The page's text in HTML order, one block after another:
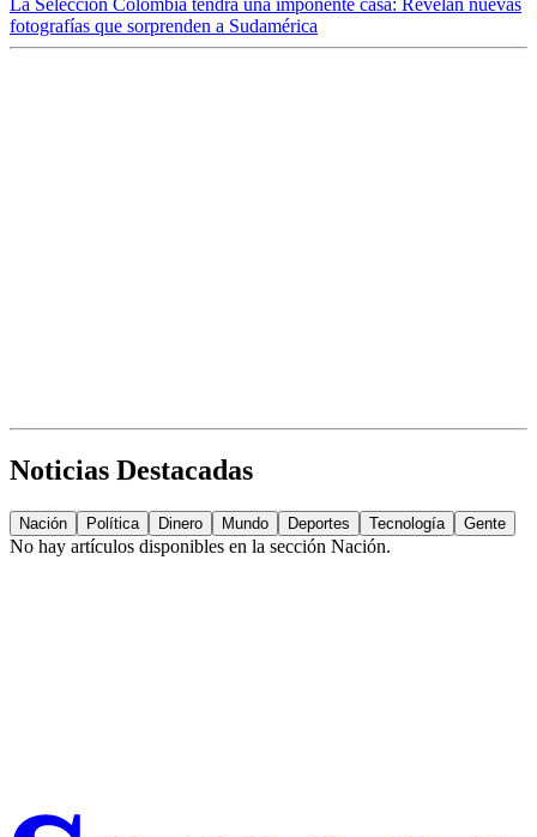
La Selección Colombia tendrá una imponente casa: Revelan nuevas
fotografías que sorprenden a Sudamérica
Noticias Destacadas
Nación Política Dinero Mundo Deportes Tecnología Gente
No hay artículos disponibles en la sección Nación.